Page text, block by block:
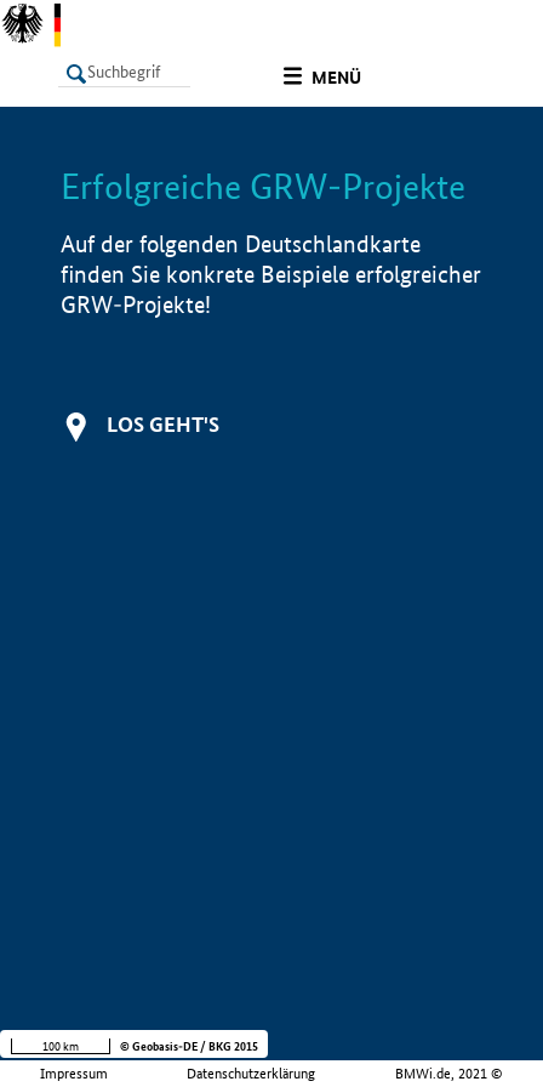
MENÜ
LISTE Info
Erfolgreiche GRW-Projekte
Auf der folgenden Deutschlandkarte
finden Sie konkrete Beispiele erfolgreicher
GRW-Projekte!
LOS GEHT'S
Impressum Datenschutzerklärung BMWi.de, 2021 ©
100 km © Geobasis-DE / BKG 2015